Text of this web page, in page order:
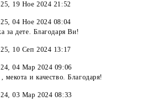
, 19 Ное 2024 21:52
,04 Ное 2024 08:04
за дете. Благодаря Ви!
, 10 Сеп 2024 13:17
,04 Мар 2024 09:06
мекота и качество. Благодаря!
,03 Мар 2024 08:33